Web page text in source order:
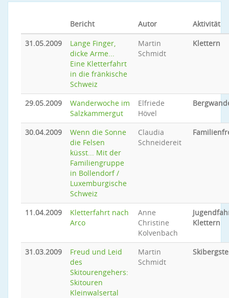
Bericht Autor
Aktivität
31.05.2009
Lange Finger,
dicke Arme...
Eine Kletterfahrt
in die fränkische
Schweiz
Martin
Schmidt
Klettern
29.05.2009
Wanderwoche im
Salzkammergut
Elfriede
Hövel
30.04.2009
Wenn die Sonne
die Felsen
küsst... Mit der
Familiengruppe
in Bollendorf /
Luxemburgische
Schweiz
Claudia
Schneidereit
11.04.2009
Kletterfahrt nach
Arco
Anne
Christine
Kolvenbach
Klettern
31.03.2009
Freud und Leid
des
Skitourengehers:
Skitouren
Kleinwalsertal
Martin
Schmidt